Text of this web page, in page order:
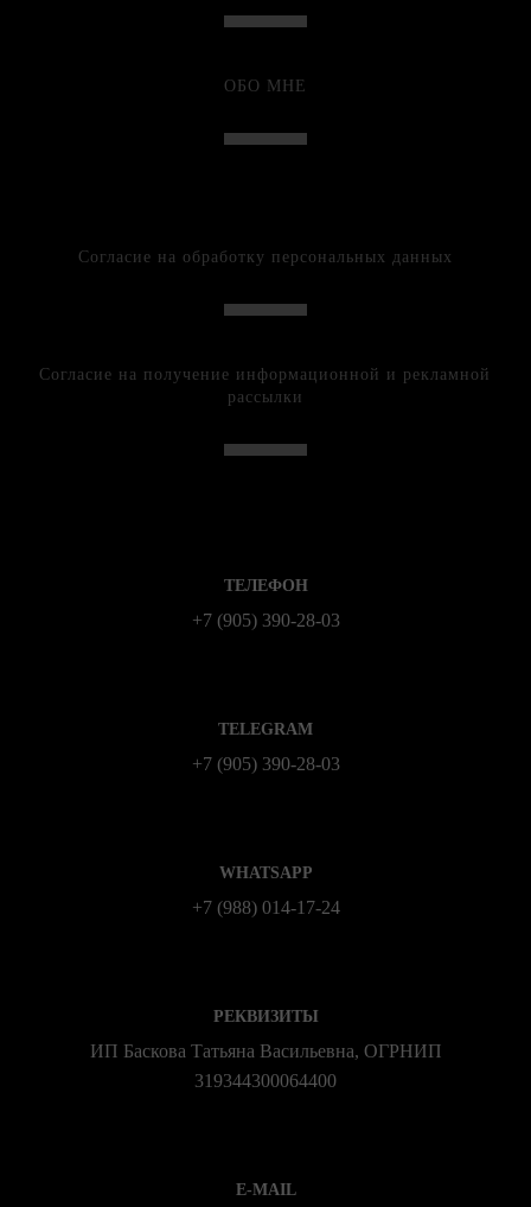
ОБО МНЕ
Согласие на обработку персональных данных
Согласие на получение информационной и рекламной
рассылки
ТЕЛЕФОН
+7 (905) 390-28-03
TELEGRAM
+7 (905) 390-28-03
WHATSAPP
+7 (988) 014‑17‑24
РЕКВИЗИТЫ
ИП Баскова Татьяна Васильевна, ОГРНИП
319344300064400
E-MAIL